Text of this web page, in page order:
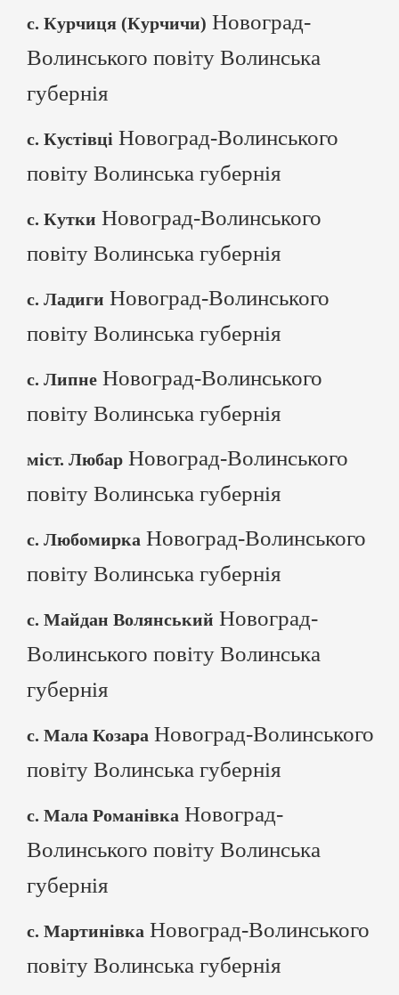
с. Курчиця (Курчичи) Новоград-
Волинського повіту Волинська
губернія
с. Кустівці Новоград-Волинського
повіту Волинська губернія
с. Кутки Новоград-Волинського
повіту Волинська губернія
с. Ладиги Новоград-Волинського
повіту Волинська губернія
с. Липне Новоград-Волинського
повіту Волинська губернія
міст. Любар Новоград-Волинського
повіту Волинська губернія
с. Любомирка Новоград-Волинського
повіту Волинська губернія
с. Майдан Волянський Новоград-
Волинського повіту Волинська
губернія
с. Мала Козара Новоград-Волинського
повіту Волинська губернія
с. Мала Романівка Новоград-
Волинського повіту Волинська
губернія
с. Мартинівка Новоград-Волинського
повіту Волинська губернія